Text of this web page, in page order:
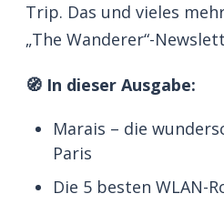
Trip. Das und vieles
„The Wanderer“-
🧭 In dieser Ausgabe:
Marais – die
Paris
Die 5 besten WLAN-